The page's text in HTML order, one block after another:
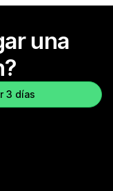
una
3 días